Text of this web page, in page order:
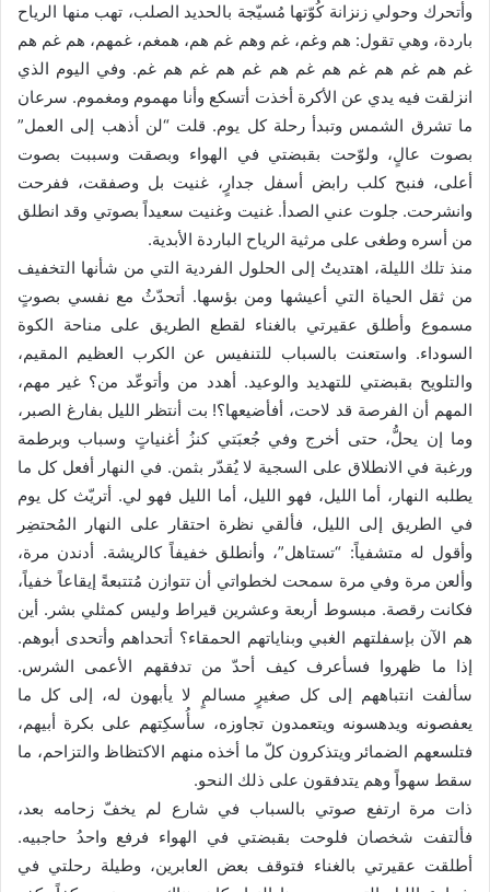
وأتحرك وحولي زنزانة كُوّتها مُسيّجة بالحديد الصلب، تهب منها الرياح
باردة، وهي تقول: هم وغم، غم وهم غم هم، همغم، غمهم، هم غم هم
غم هم غم هم غم هم غم هم غم هم غم هم غم. وفي اليوم الذي
انزلقت فيه يدي عن الأكرة أخذت أتسكع وأنا مهموم ومغموم. سرعان
ما تشرق الشمس وتبدأ رحلة كل يوم. قلت “لن أذهب إلى العمل”
بصوت عالٍ، ولوّحت بقبضتي في الهواء وبصقت وسببت بصوت
أعلى، فنبح كلب رابض أسفل جدارٍ، غنيت بل وصفقت، ففرحت
وانشرحت. جلوت عني الصدأ. غنيت وغنيت سعيداً بصوتي وقد انطلق
من أسره وطغى على مرثية الرياح الباردة الأبدية.
منذ تلك الليلة، اهتديتُ إلى الحلول الفردية التي من شأنها التخفيف
من ثقل الحياة التي أعيشها ومن بؤسها. أتحدّثُ مع نفسي بصوتٍ
مسموع وأطلق عقيرتي بالغناء لقطع الطريق على مناحة الكوة
السوداء. واستعنت بالسباب للتنفيس عن الكرب العظيم المقيم،
والتلويح بقبضتي للتهديد والوعيد. أهدد من وأتوعّد من؟ غير مهم،
المهم أن الفرصة قد لاحت، أفأضيعها؟! بت أنتظر الليل بفارغ الصبر،
وما إن يحلُّ، حتى أخرج وفي جُعبَتي كنزُ أغنياتٍ وسباب وبرطمة
ورغبة في الانطلاق على السجية لا يُقدّر بثمن. في النهار أفعل كل ما
يطلبه النهار، أما الليل، فهو الليل، أما الليل فهو لي. أتريّث كل يوم
في الطريق إلى الليل، فألقي نظرة احتقار على النهار المُحتضِر
وأقول له متشفياً: “تستاهل”، وأنطلق خفيفاً كالريشة. أدندن مرة،
وألعن مرة وفي مرة سمحت لخطواتي أن تتوازن مُتتبعةً إيقاعاً خفياً،
فكانت رقصة. مبسوط أربعة وعشرين قيراط وليس كمثلي بشر. أين
هم الآن بإسفلتهم الغبي وبناياتهم الحمقاء؟ أتحداهم وأتحدى أبوهم.
إذا ما ظهروا فسأعرف كيف أحدّ من تدفقهم الأعمى الشرس.
سألفت انتباههم إلى كل صغيرٍ مسالمٍ لا يأبهون له، إلى كل ما
يعفصونه ويدهسونه ويتعمدون تجاوزه، سأُسكِتهم على بكرة أبيهم،
فتلسعهم الضمائر ويتذكرون كلّ ما أخذه منهم الاكتظاظ والتزاحم، ما
سقط سهواً وهم يتدفقون على ذلك النحو.
ذات مرة ارتفع صوتي بالسباب في شارع لم يخفّ زحامه بعد،
فألتفت شخصان فلوحت بقبضتي في الهواء فرفع واحدُ حاجبيه.
أطلقت عقيرتي بالغناء فتوقف بعض العابرين، وطيلة رحلتي في